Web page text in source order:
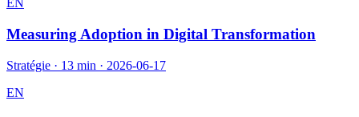
EN
Measuring Adoption in Digital Transformation
Stratégie · 13 min · 2026-06-17
EN